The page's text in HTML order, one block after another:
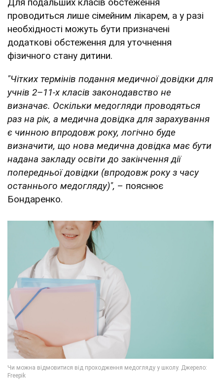
Для подальших класів обстеження
проводиться лише сімейним лікарем, а у разі
необхідності можуть бути призначені
додаткові обстеження для уточнення
фізичного стану дитини.
"Чітких термінів подання медичної довідки для
учнів 2–11-х класів законодавство не
визначає. Оскільки медогляди проводяться
раз на рік, а медична довідка для зарахування
є чинною впродовж року, логічно буде
визначити, що нова медична довідка має бути
надана закладу освіти до закінчення дії
попередньої довідки (впродовж року з часу
останнього медогляду)", – пояснює
Бондаренко.